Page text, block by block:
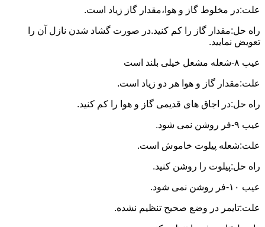
علت:در مخلوط گاز و هوا،مقدار گاز زیاد است.
راه حل:مقدار گاز را کم کنید.در صورت گشاد شدن نازل آن را
تعویض نمایید.
عیب ۸-شعله مشعل خیلی بلند است
علت:مقدار گاز و هوا هر دو زیاد است.
راه حل:در اجاق های قدیمی گاز و هوا را کم کنید.
عیب ۹-فر روشن نمی شود.
علت:شعله پیلوت خاموش است.
راه حل:پیلوت را روشن کنید.
عیب ۱۰-فر روشن نمی شود.
علت:تایمر در وضع صحیح تنظیم نشده.